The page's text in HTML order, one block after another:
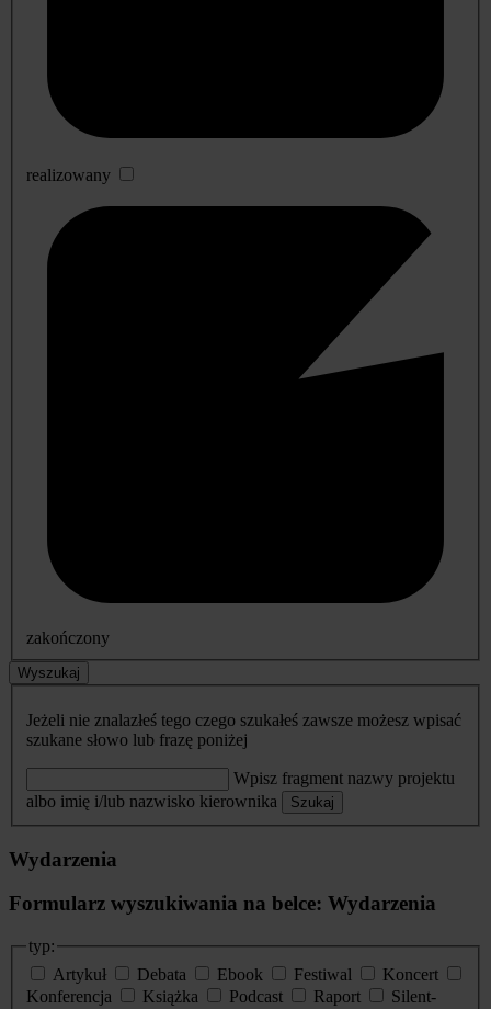
realizowany
zakończony
Wyszukaj
Jeżeli nie znalazłeś tego czego szukałeś zawsze możesz wpisać
szukane słowo lub frazę poniżej
Wpisz fragment nazwy projektu
albo imię i/lub nazwisko kierownika
Szukaj
Wydarzenia
Formularz wyszukiwania na belce: Wydarzenia
typ:
Artykuł
Debata Ebook Festiwal
Koncert
Konferencja
Książka Podcast Raport
Silent-